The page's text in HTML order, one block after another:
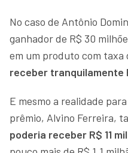
No caso de Antônio
ganhador de R$ 30
em um produto com taxa
receber tranquilamente
E mesmo a realidade
prêmio, Alvino Ferreira,
poderia receber R$ 11